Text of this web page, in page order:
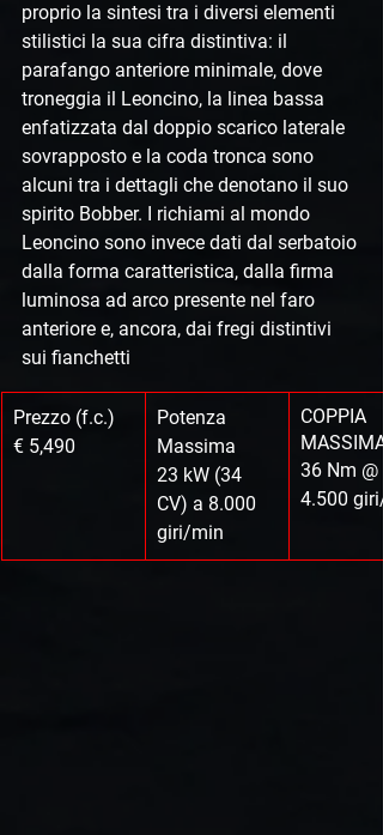
proprio la sintesi tra i diversi elementi
stilistici la sua cifra distintiva: il
parafango anteriore minimale, dove
troneggia il Leoncino, la linea bassa
enfatizzata dal doppio scarico laterale
sovrapposto e la coda tronca sono
alcuni tra i dettagli che denotano il suo
spirito Bobber. I richiami al mondo
Leoncino sono invece dati dal serbatoio
dalla forma caratteristica, dalla firma
luminosa ad arco presente nel faro
anteriore e, ancora, dai fregi distintivi
sui fianchetti
Prezzo (f.c.)
€ 5,490
Potenza
Massima
23 kW (34
CV) a 8.000
giri/min
COPPIA
MASSIMA
36 Nm @
4.500